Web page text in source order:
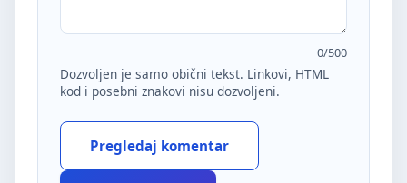
0/500
Dozvoljen je samo obični tekst. Linkovi, HTML
kod i posebni znakovi nisu dozvoljeni.
Pregledaj komentar